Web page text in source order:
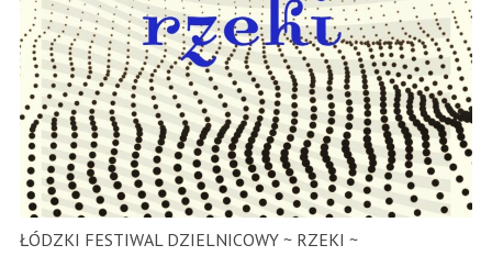
ŁÓDZKI FESTIWAL DZIELNICOWY ~ RZEKI ~